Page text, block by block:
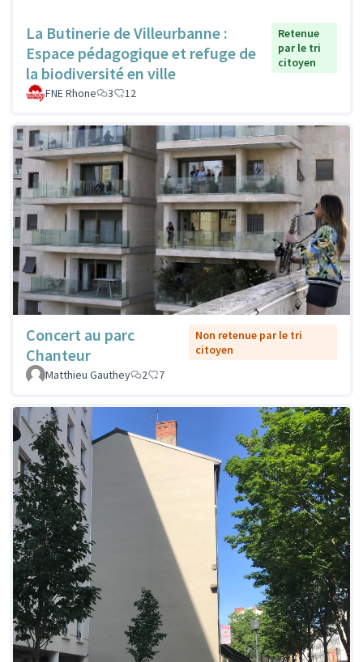
La Butinerie de Villeurbanne :
Espace pédagogique et refuge de
la biodiversité en ville
Retenue
par le tri
citoyen
FNE Rhone 3 12
Concert au parc
Chanteur
Non retenue par le tri
citoyen
Matthieu Gauthey
2 7